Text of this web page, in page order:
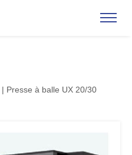
| Presse à balle UX 20/30